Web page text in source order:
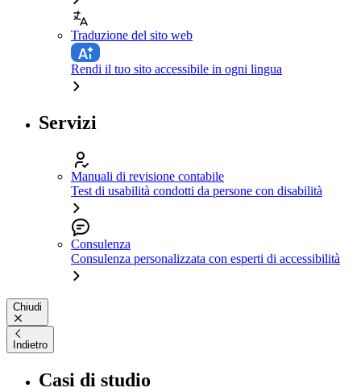
Traduzione del sito web
Rendi il tuo sito accessibile in ogni lingua
Servizi
Manuali di revisione contabile
Test di usabilità condotti da persone con disabilità
Consulenza
Consulenza personalizzata con esperti di accessibilità
Chiudi
Indietro
Casi di studio